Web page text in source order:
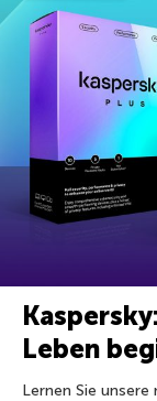
Leben
Lernen Sie unsere